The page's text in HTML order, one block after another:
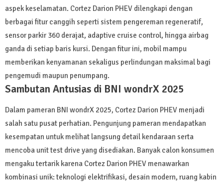
aspek keselamatan. Cortez Darion PHEV dilengkapi dengan
berbagai fitur canggih seperti sistem pengereman regeneratif,
sensor parkir 360 derajat, adaptive cruise control, hingga airbag
ganda di setiap baris kursi. Dengan fitur ini, mobil mampu
memberikan kenyamanan sekaligus perlindungan maksimal bagi
pengemudi maupun penumpang.
Sambutan Antusias di BNI wondrX 2025
Dalam pameran BNI wondrX 2025, Cortez Darion PHEV menjadi
salah satu pusat perhatian. Pengunjung pameran mendapatkan
kesempatan untuk melihat langsung detail kendaraan serta
mencoba unit test drive yang disediakan. Banyak calon konsumen
mengaku tertarik karena Cortez Darion PHEV menawarkan
kombinasi unik: teknologi elektrifikasi, desain modern, ruang kabin